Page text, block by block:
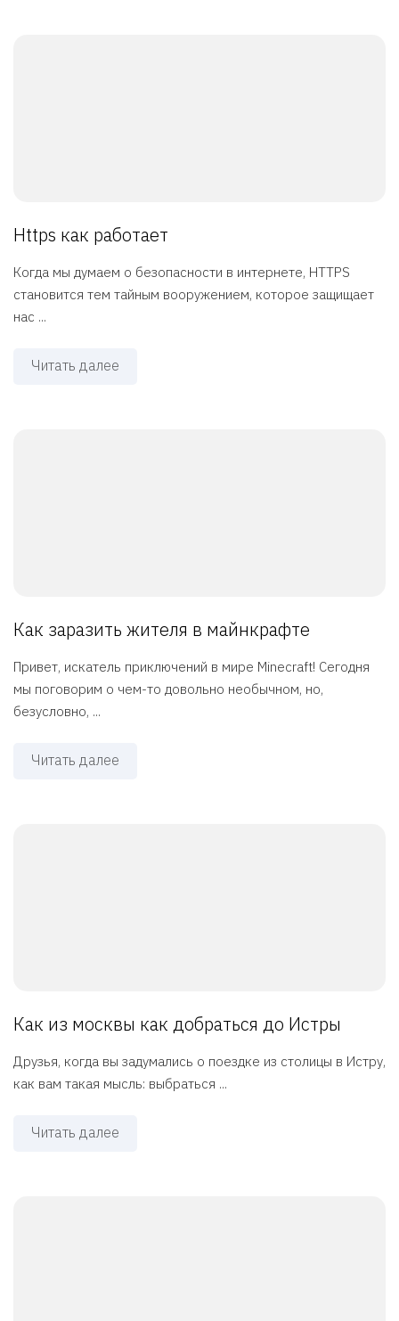
Https как работает
Когда мы думаем о безопасности в интернете, HTTPS
становится тем тайным вооружением, которое защищает
нас ...
Читать далее
Как заразить жителя в майнкрафте
Привет, искатель приключений в мире Minecraft! Сегодня
мы поговорим о чем-то довольно необычном, но,
безусловно, ...
Читать далее
Как из москвы как добраться до Истры
Друзья, когда вы задумались о поездке из столицы в Истру,
как вам такая мысль: выбраться ...
Читать далее